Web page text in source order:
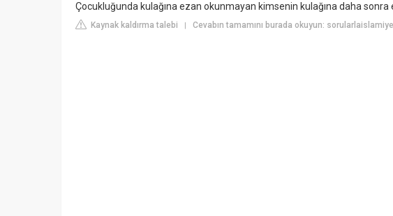
Çocukluğunda kulağına ezan okunmayan kimsenin kulağına daha sonra
Kaynak kaldırma talebi | Cevabın tamamını burada okuyun: